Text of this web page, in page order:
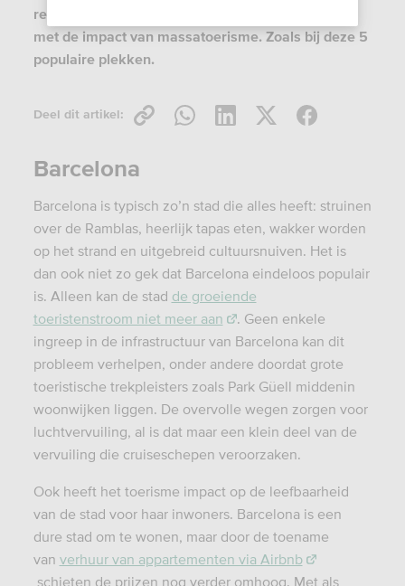
reizen, hoe meer deze bestemmingen worstelen
met de impact van massatoerisme. Zoals bij deze 5
populaire plekken.
Deel dit artikel:
Barcelona
Barcelona is typisch zo’n stad die alles heeft: struinen
over de Ramblas, heerlijk tapas eten, wakker worden
op het strand en uitgebreid cultuursnuiven. Het is
dan ook niet zo gek dat Barcelona eindeloos populair
is. Alleen kan de stad de groeiende
toeristenstroom niet meer aan
. Geen enkele
ingreep in de infrastructuur van Barcelona kan dit
probleem verhelpen, onder andere doordat grote
toeristische trekpleisters zoals Park Güell middenin
woonwijken liggen. De overvolle wegen zorgen voor
luchtvervuiling, al is dat maar een klein deel van de
vervuiling die cruiseschepen veroorzaken.
Ook heeft het toerisme impact op de leefbaarheid
van de stad voor haar inwoners. Barcelona is een
dure stad om te wonen, maar door de toename
van verhuur van appartementen via Airbnb
schieten de prijzen nog verder omhoog. Met als